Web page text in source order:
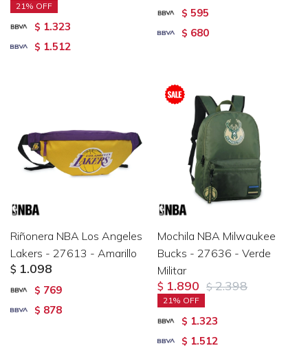
21
$ 1.323
$ 1.512
$ 595
$ 680
Riñonera NBA Los Angeles
Lakers - 27613 - Amarillo
$ 1.098
$ 769
$ 878
Mochila NBA Milwaukee
Bucks - 27636 - Verde
Militar
$ 1.890 $ 2.398
21
$ 1.323
$ 1.512